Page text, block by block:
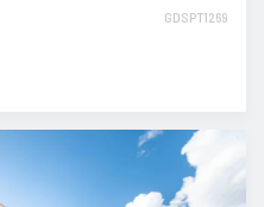
GDSPT1269